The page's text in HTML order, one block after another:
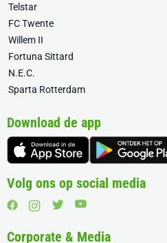
Telstar
FC Twente
Willem II
Fortuna Sittard
N.E.C.
Sparta Rotterdam
Download de app
Volg ons op social media
Corporate & Media